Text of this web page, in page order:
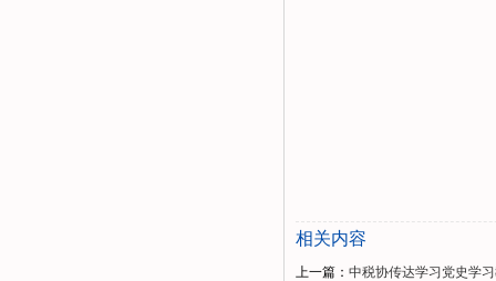
相关内容
上一篇： 中税协传达学习党史学